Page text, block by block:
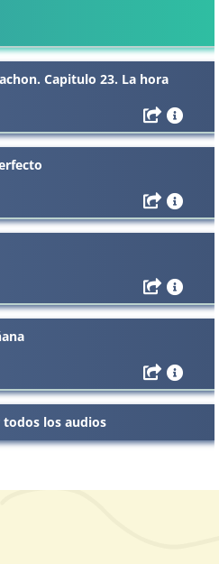
Capitulo 23. La hora
los audios